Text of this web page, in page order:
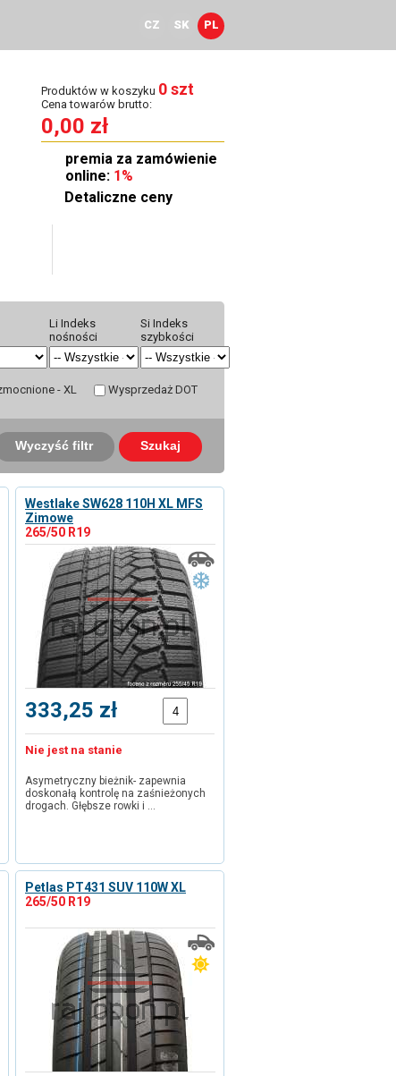
CZ SK PL
Produktów w koszyku 0 szt
Cena towarów brutto:
0,00 zł
premia za zamówienie
online: 1%
Detaliczne ceny
Li Indeks
nośności
Si Indeks
szybkości
- XL Wysprzedaż DOT
Szukaj
Wyczyść filtr
Westlake SW628 110H XL MFS
Zimowe
265/50 R19
333,25 zł
Nie jest na stanie
Asymetryczny bieżnik- zapewnia
doskonałą kontrolę na zaśnieżonych
drogach. Głębsze rowki i …
Petlas PT431 SUV 110W XL
265/50 R19